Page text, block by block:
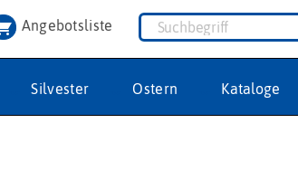
Angebotsliste
Silvester Ostern Kataloge